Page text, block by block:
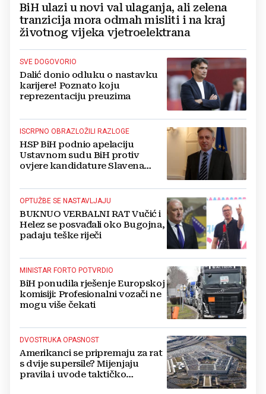
BiH ulazi u novi val ulaganja, ali zelena
tranzicija mora odmah misliti i na kraj
životnog vijeka vjetroelektrana
SVE DOGOVORIO
Dalić donio odluku o nastavku
karijere! Poznato koju
reprezentaciju preuzima
ISCRPNO OBRAZLOŽILI RAZLOGE
HSP BiH podnio apelaciju
Ustavnom sudu BiH protiv
ovjere kandidature Slavena
OPTUŽBE SE NASTAVLJAJU
BUKNUO VERBALNI RAT Vučić i
Helez se posvađali oko Bugojna,
padaju teške riječi
MINISTAR FORTO POTVRDIO
BiH ponudila rješenje Europskoj
komisiji: Profesionalni vozači ne
mogu više čekati
DVOSTRUKA OPASNOST
Amerikanci se pripremaju za rat
s dvije supersile? Mijenjaju
pravila i uvode taktičko